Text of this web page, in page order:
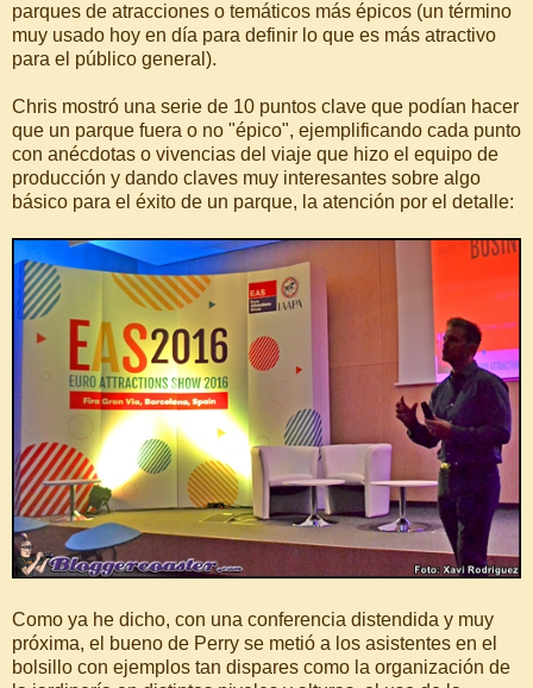
parques de atracciones o temáticos más épicos (un término
muy usado hoy en día para definir lo que es más atractivo
para el público general).
Chris mostró una serie de 10 puntos clave que podían hacer
que un parque fuera o no "épico", ejemplificando cada punto
con anécdotas o vivencias del viaje que hizo el equipo de
producción y dando claves muy interesantes sobre algo
básico para el éxito de un parque, la atención por el detalle:
Como ya he dicho, con una conferencia distendida y muy
próxima, el bueno de Perry se metió a los asistentes en el
bolsillo con ejemplos tan dispares como la organización de